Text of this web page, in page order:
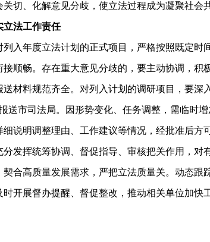
切、化解意见分歧，使立法过程成为凝聚社会
法工作责任
年度立法计划的正式项目，严格按照既定时
顺畅。存在重大意见分歧的，要主动协调，
材料规范齐全。对列入计划的调研项目，要
送市司法局。因形势变化、任务调整，需临时
说明调整理由、工作建议等情况，经批准后方
挥统筹协调、督促指导、审核把关作用，对
合高质量发展需求，严把立法质量关。动态
开展督办提醒、督促整改，推动相关单位加快